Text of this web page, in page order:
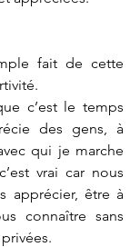
fait de cette
c’est le temps
des gens, à
qui je marche
vrai car nous
apprécier, être à
connaître sans